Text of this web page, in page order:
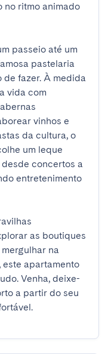
no ritmo animado
passeio até um
pastelaria
fazer. À medida
vida com
vinhos e
da cultura, o
um leque
concertos a
entretenimento
as boutiques
na
apartamento
Venha, deixe-
a partir do seu